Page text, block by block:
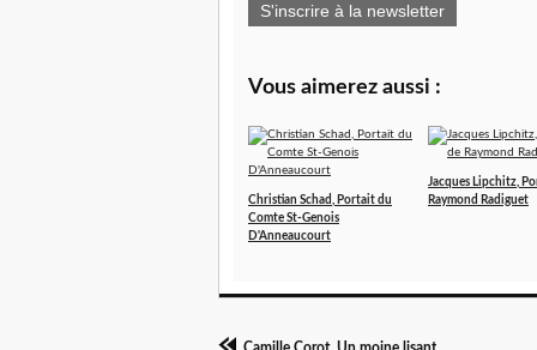
S'inscrire à la newsletter
Vous aimerez aussi :
Christian Schad, Portait du
Comte St-Genois
D'Anneaucourt
Jacques Lipchitz,
Raymond Radiguet